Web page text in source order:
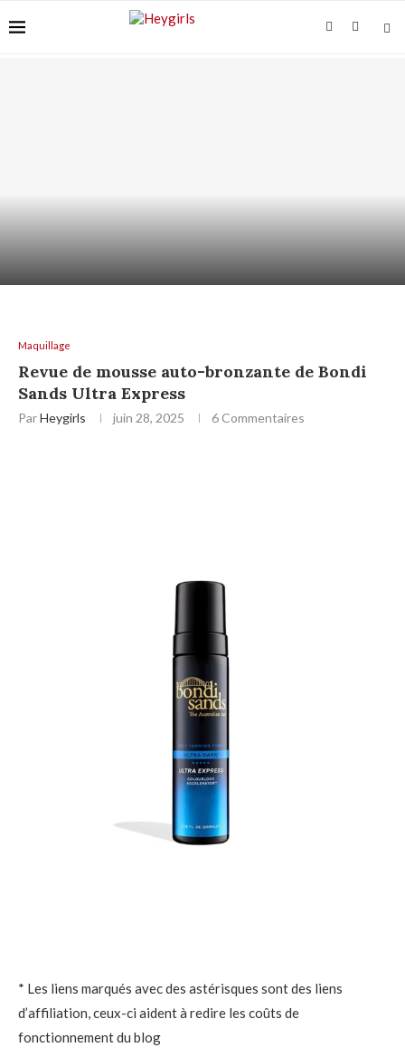
Maquillage
Revue de mousse auto-bronzante de Bondi
Sands Ultra Express
ParHeygirls juin 28, 2025 6 Commentaires
* Les liens marqués avec des astérisques sont des liens
d’affiliation, ceux-ci aident à redire les coûts de
fonctionnement du blog